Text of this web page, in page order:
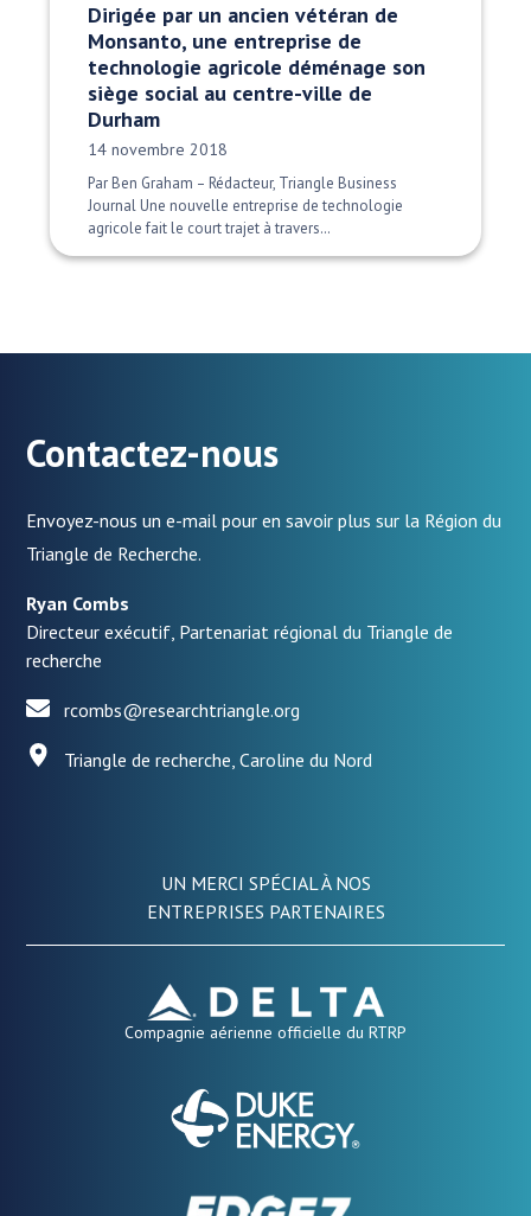
Dirigée par un ancien vétéran de
Monsanto, une entreprise de
technologie agricole déménage son
siège social au centre-ville de
Durham
Date publiée:
14 novembre 2018
Par Ben Graham – Rédacteur, Triangle Business
Journal Une nouvelle entreprise de technologie
agricole fait le court trajet à travers…
Contactez-nous
Envoyez-nous un e-mail pour en savoir plus sur la Région du
Triangle de Recherche.
Ryan Combs
Directeur exécutif, Partenariat régional du Triangle de
recherche
rcombs@researchtriangle.org
Triangle de recherche, Caroline du Nord
UN MERCI SPÉCIAL À NOS
ENTREPRISES PARTENAIRES
Compagnie aérienne officielle du RTRP